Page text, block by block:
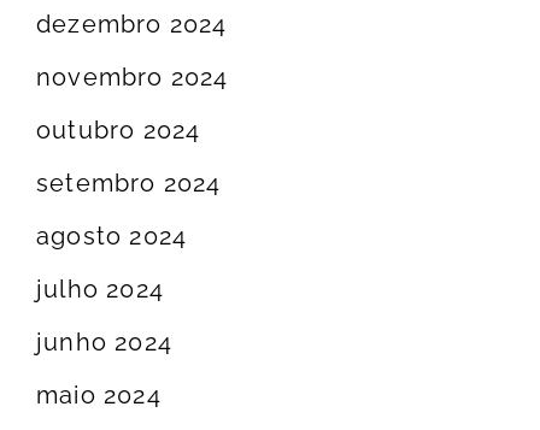
dezembro 2024
novembro 2024
outubro 2024
setembro 2024
agosto 2024
julho 2024
junho 2024
maio 2024